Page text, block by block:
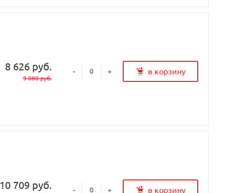
8 626 руб.
9 080 руб.
- + в корзину
10 709 руб. - + в корзину